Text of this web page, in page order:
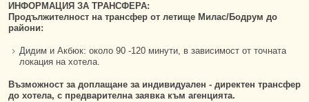
ИНФОРМАЦИЯ ЗА ТРАНСФЕРА:
Продължителност на трансфер от летище Милас/Бодрум до
райони:
Дидим и Акбюк: около 90 -120 минути, в зависимост от точната
локация на хотела.
Възможност за доплащане за индивидуален - директен трансфер
до хотела, с предварителна заявка към агенцията.